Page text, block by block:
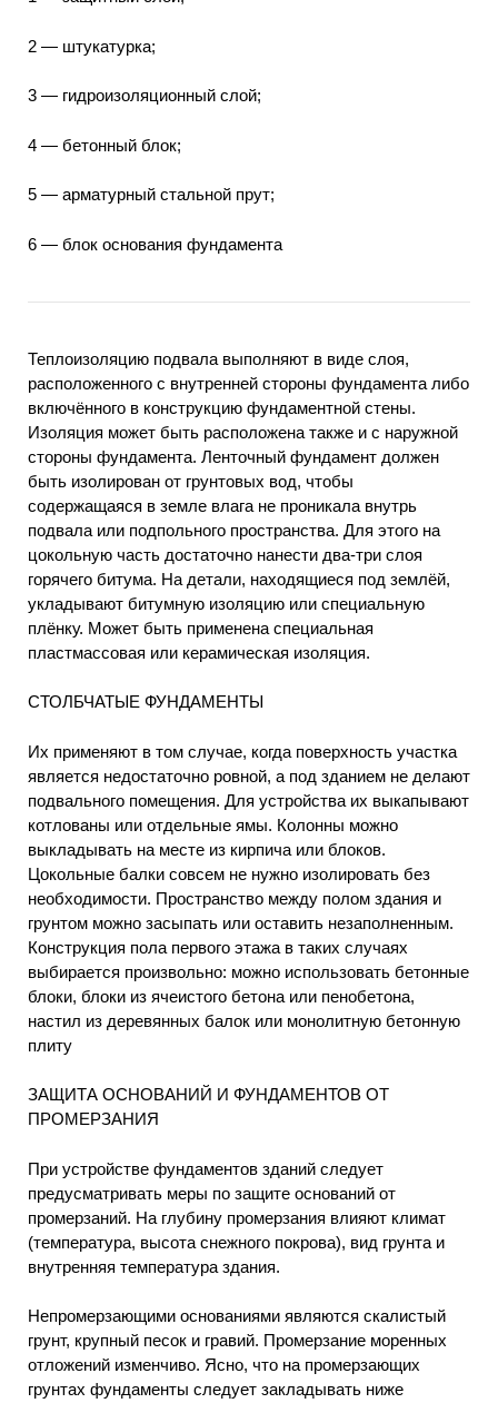
2 — штукатурка;
3 — гидроизоляционный слой;
4 — бетонный блок;
5 — арматурный стальной прут;
6 — блок основания фундамента
Теплоизоляцию подвала выполняют в виде слоя,
расположенного с внутренней стороны фундамента либо
включённого в конструкцию фундаментной стены.
Изоляция может быть расположена также и с наружной
стороны фундамента. Ленточный фундамент должен
быть изолирован от грунтовых вод, чтобы
содержащаяся в земле влага не проникала внутрь
подвала или подпольного пространства. Для этого на
цокольную часть достаточно нанести два-три слоя
горячего битума. На детали, находящиеся под землёй,
укладывают битумную изоляцию или специальную
плёнку. Может быть применена специальная
пластмассовая или керамическая изоляция.
СТОЛБЧАТЫЕ ФУНДАМЕНТЫ
Их применяют в том случае, когда поверхность участка
является недостаточно ровной, а под зданием не делают
подвального помещения. Для устройства их выкапывают
котлованы или отдельные ямы. Колонны можно
выкладывать на месте из кирпича или блоков.
Цокольные балки совсем не нужно изолировать без
необходимости. Пространство между полом здания и
грунтом можно засыпать или оставить незаполненным.
Конструкция пола первого этажа в таких случаях
выбирается произвольно: можно использовать бетонные
блоки, блоки из ячеистого бетона или пенобетона,
настил из деревянных балок или монолитную бетонную
плиту
ЗАЩИТА ОСНОВАНИЙ И ФУНДАМЕНТОВ ОТ
ПРОМЕРЗАНИЯ
При устройстве фундаментов зданий следует
предусматривать меры по защите оснований от
промерзаний. На глубину промерзания влияют климат
(температура, высота снежного покрова), вид грунта и
внутренняя температура здания.
Непромерзающими основаниями являются скалистый
грунт, крупный песок и гравий. Промерзание моренных
отложений изменчиво. Ясно, что на промерзающих
грунтах фундаменты следует закладывать ниже